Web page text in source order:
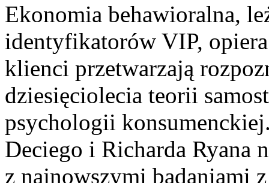
Ekonomia behawioralna,
identyfikatorów VIP,
klienci przetwarzają
dziesięciolecia teorii
psychologii
Deciego i Richarda Ryana
z najnowszymi badaniami